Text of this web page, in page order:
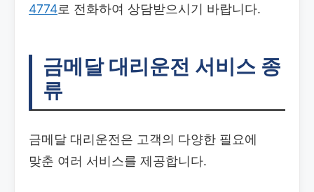
4774로 전화하여 상담받으시기 바랍니다.
금메달 대리운전 서비스 종
류
금메달 대리운전은 고객의 다양한 필요에
맞춘 여러 서비스를 제공합니다.